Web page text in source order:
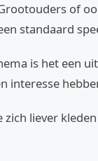
of
standaard
is het een
interesse
liever